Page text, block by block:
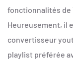
fonctionnalités de
Heureusement, il
convertisseur
playlist préférée